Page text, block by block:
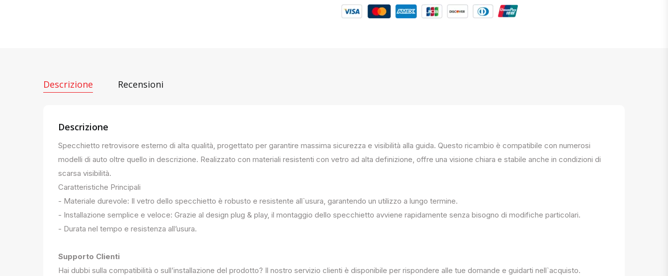
Descrizione Recensioni
Descrizione
Specchietto retrovisore esterno di alta qualità, progettato per garantire massima sicurezza e visibilità alla guida. Questo ricambio è compatibile con numerosi
modelli di auto oltre quello in descrizione. Realizzato con materiali resistenti con vetro ad alta definizione, offre una visione chiara e stabile anche in condizioni di
scarsa visibilità.
Caratteristiche Principali
- Materiale durevole: Il vetro dello specchietto è robusto e resistente all`usura, garantendo un utilizzo a lungo termine.
- Installazione semplice e veloce: Grazie al design plug & play, il montaggio dello specchietto avviene rapidamente senza bisogno di modifiche particolari.
- Durata nel tempo e resistenza all’usura.
Supporto Clienti
Hai dubbi sulla compatibilità o sull’installazione del prodotto? Il nostro servizio clienti è disponibile per rispondere alle tue domande e guidarti nell`acquisto.